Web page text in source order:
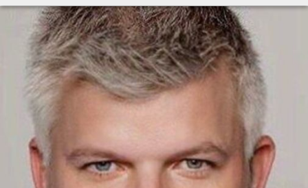
Schauspieler
Regisseure
Soloprojekte
Kontakt